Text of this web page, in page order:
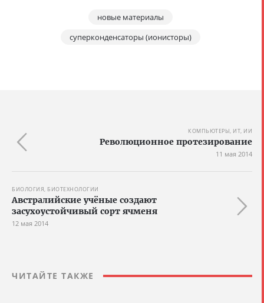
новые материалы
суперконденсаторы (ионисторы)
КОМПЬЮТЕРЫ, ИТ, ИИ
Революционное протезирование
11 мая 2014
БИОЛОГИЯ, БИОТЕХНОЛОГИИ
Австралийские учёные создают
засухоустойчивый сорт ячменя
12 мая 2014
ЧИТАЙТЕ ТАКЖЕ